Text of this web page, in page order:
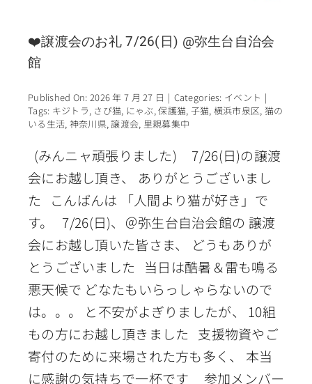
❤️譲渡会のお礼 7/26(日) @弥生台自治会
館
Published On: 2026 年 7 月 27 日 | Categories: イベント |
Tags: キジトラ, さび猫, にゃぶ,保護猫, 子猫, 横浜市泉区, 猫の
いる生活, 神奈川県,譲渡会, 里親募集中
(みんニャ頑張りました) 7/26(日)の譲渡
会にお越し頂き、 ありがとうございまし
た こんばんは 「人間より猫が好き」で
す。 7/26(日)、＠弥生台自治会館の 譲渡
会にお越し頂いた皆さま、 どうもありが
とうございました 当日は酷暑＆雷も鳴る
悪天候で どなたもいらっしゃらないので
は。。。 と不安がよぎりましたが、 10組
もの方にお越し頂きました 支援物資やご
寄付のために来場された方も多く、 本当
に感謝の気持ちで一杯です 参加メンバー